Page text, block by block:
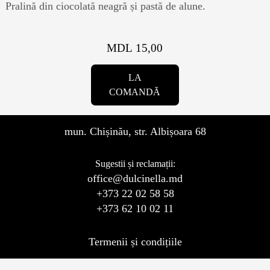
Umpluturi
Candy Bar
CakePops personalizat
Cupcake personalizat
Macarons
Croissants & muffins
Pralină din ciocolată neagră și pastă de alune.
MDL 15,00
LA
COMANDĂ
mun. Chișinău, str. Albișoara 68
Sugestii și reclamații:
office@dulcinella.md
+373 22 02 58 58
+373 62 10 02 11
Termenii și condițiile